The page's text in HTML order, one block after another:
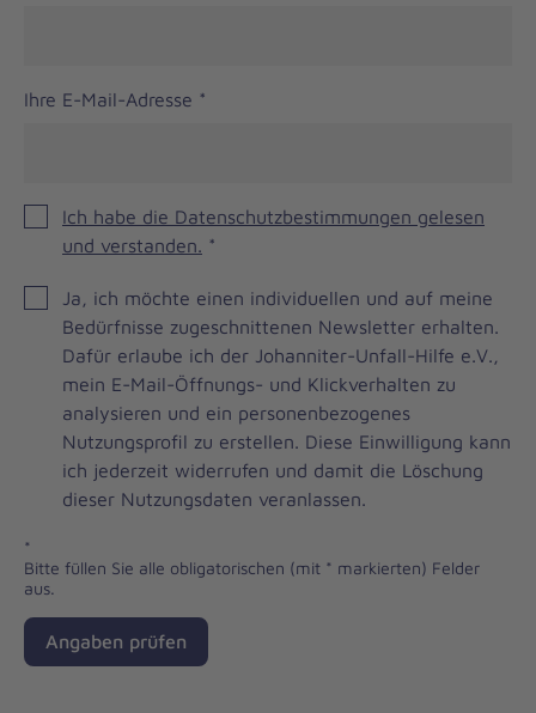
Ihre E-Mail-Adresse *
Ich habe die Datenschutzbestimmungen gelesen
und verstanden. *
Brevo
Newsletter
Checkbox
Ja, ich möchte einen individuellen und auf meine
Bedürfnisse zugeschnittenen Newsletter erhalten.
Dafür erlaube ich der Johanniter-Unfall-Hilfe e.V.,
mein E-Mail-Öffnungs- und Klickverhalten zu
analysieren und ein personenbezogenes
Nutzungsprofil zu erstellen. Diese Einwilligung kann
ich jederzeit widerrufen und damit die Löschung
dieser Nutzungsdaten veranlassen.
*
Bitte füllen Sie alle obligatorischen (mit * markierten) Felder
aus.
Angaben prüfen